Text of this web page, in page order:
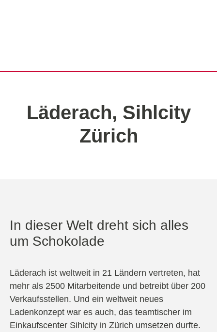
Läderach, Sihlcity
Zürich
In dieser Welt dreht sich alles
um Schokolade
Läderach ist weltweit in 21 Ländern vertreten, hat
mehr als 2500 Mitarbeitende und betreibt über 200
Verkaufsstellen. Und ein weltweit neues
Ladenkonzept war es auch, das teamtischer im
Einkaufscenter Sihlcity in Zürich umsetzen durfte.